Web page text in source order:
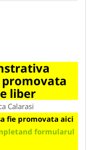
liber
Calarasi
fie promovata aici
formularul